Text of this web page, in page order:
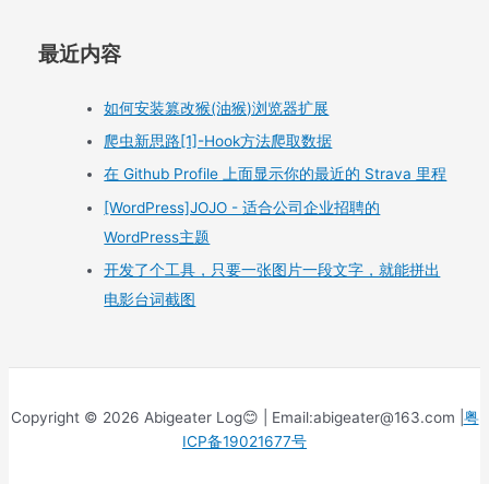
最近内容
如何安装篡改猴(油猴)浏览器扩展
爬虫新思路[1]-Hook方法爬取数据
在 Github Profile 上面显示你的最近的 Strava 里程
[WordPress]JOJO - 适合公司企业招聘的
WordPress主题
开发了个工具，只要一张图片一段文字，就能拼出
电影台词截图
Copyright © 2026 Abigeater Log😊 | Email:abigeater@163.com | 粤
ICP备19021677号